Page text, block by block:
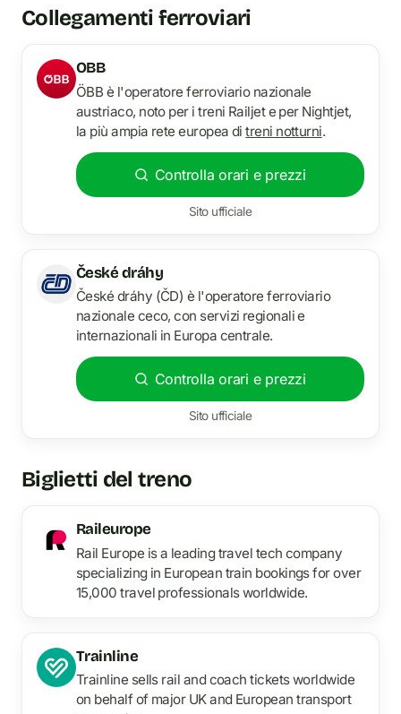
Collegamenti ferroviari
OBB
ÖBB è l'operatore ferroviario nazionale
austriaco, noto per i treni Railjet e per Nightjet,
la più ampia rete europea ditreni notturni.
Controlla orari e prezzi
Sito ufficiale
České dráhy
České dráhy (ČD) è l'operatore ferroviario
nazionale ceco, con servizi regionali e
internazionali in Europa centrale.
Controlla orari e prezzi
Sito ufficiale
Biglietti del treno
Raileurope
Rail Europe is a leading travel tech company
specializing in European train bookings for over
15,000 travel professionals worldwide.
Trainline
Trainline sells rail and coach tickets worldwide
on behalf of major UK and European transport